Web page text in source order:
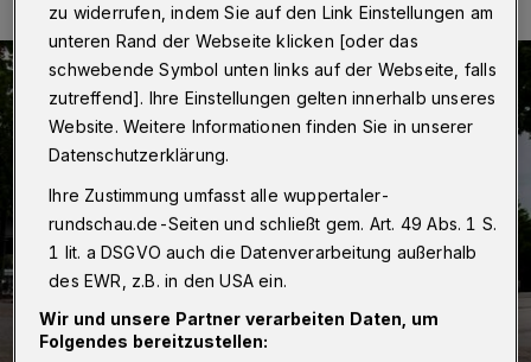
zu widerrufen, indem Sie auf den Link Einstellungen am
unteren Rand der Webseite klicken [oder das
schwebende Symbol unten links auf der Webseite, falls
zutreffend]. Ihre Einstellungen gelten innerhalb unseres
Website. Weitere Informationen finden Sie in unserer
Datenschutzerklärung.
Ihre Zustimmung umfasst alle wuppertaler-
rundschau.de-Seiten und schließt gem. Art. 49 Abs. 1 S.
1 lit. a DSGVO auch die Datenverarbeitung außerhalb
des EWR, z.B. in den USA ein.
Wir und unsere Partner verarbeiten Daten, um
Folgendes bereitzustellen: